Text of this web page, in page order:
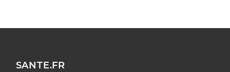
SANTE.FR